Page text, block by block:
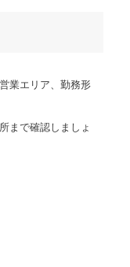
業エリア、勤務形
まで確認しましょ